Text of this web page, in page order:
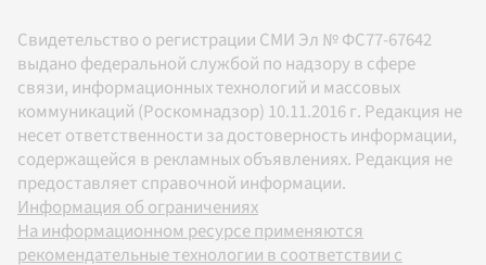
Свидетельство о регистрации СМИ Эл № ФС77-67642
выдано федеральной службой по надзору в сфере
связи, информационных технологий и массовых
коммуникаций (Роскомнадзор) 10.11.2016 г. Редакция не
несет ответственности за достоверность информации,
содержащейся в рекламных объявлениях. Редакция не
предоставляет справочной информации.
Информация об ограничениях
На информационном ресурсе применяются
рекомендательные технологии в соответствии с